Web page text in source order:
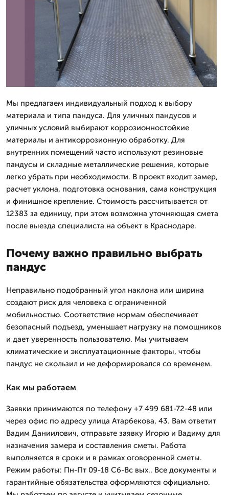
Мы предлагаем индивидуальный подход к выбору
материала и типа пандуса. Для уличных пандусов и
уличных условий выбирают коррозионностойкие
материалы и антикоррозионную обработку. Для
внутренних помещений часто используют резиновые
пандусы и складные металлические решения, которые
легко убрать при необходимости. В проект входит замер,
расчет уклона, подготовка основания, сама конструкция
и финишное крепление. Стоимость рассчитывается от
12383 за единицу, при этом возможна уточняющая смета
после выезда специалиста на объект в Краснодаре.
Почему важно правильно выбрать
пандус
Неправильно подобранный угол наклона или ширина
создают риск для человека с ограниченной
мобильностью. Соответствие нормам обеспечивает
безопасный подъезд, уменьшает нагрузку на помощников
и дает уверенность пользователю. Мы учитываем
климатические и эксплуатационные факторы, чтобы
пандус не скользил и не деформировался со временем.
Как мы работаем
Заявки принимаются по телефону +7 499 681-72-48 или
через офис по адресу улица Атарбекова, 43. Вам ответит
Вадим Даниилович, отправьте заявку Игорю и Вадиму для
назначения замера и составления сметы. Работа
выполняется в сроки и в рамках оговоренной сметы.
Режим работы: Пн-Пт 09-18 Сб-Вс вых.. Все документы и
гарантийные обязательства оформляются официально.